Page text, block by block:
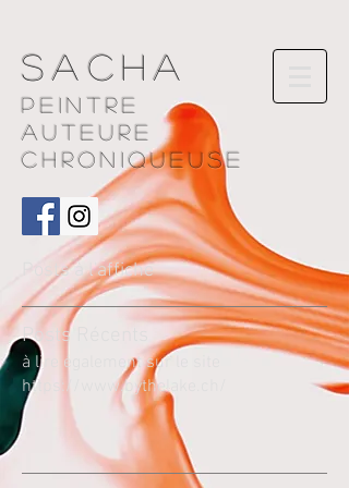
Sacha
Peintre
AUTEURE
chroniqueuse
Posts à l'affiche
Pos ts Récents
à lire également sur le site
https://www.bythelake.ch/